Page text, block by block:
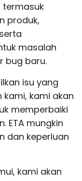
termasuk
produk,
masalah
bug baru.
isu yang
kami akan
memperbaiki
ETA mungkin
dan keperluan
kami akan